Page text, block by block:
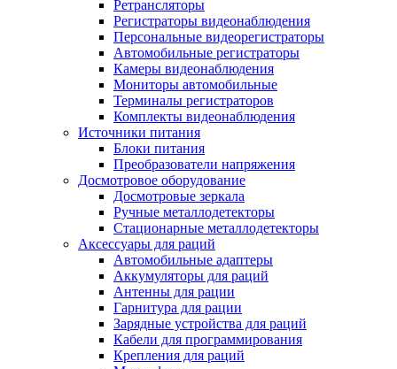
Ретрансляторы
Регистраторы видеонаблюдения
Персональные видеорегистраторы
Автомобильные регистраторы
Камеры видеонаблюдения
Мониторы автомобильные
Терминалы регистраторов
Комплекты видеонаблюдения
Источники питания
Блоки питания
Преобразователи напряжения
Досмотровое оборудование
Досмотровые зеркала
Ручные металлодетекторы
Стационарные металлодетекторы
Аксессуары для раций
Автомобильные адаптеры
Аккумуляторы для раций
Антенны для рации
Гарнитура для рации
Зарядные устройства для раций
Кабели для программирования
Крепления для раций